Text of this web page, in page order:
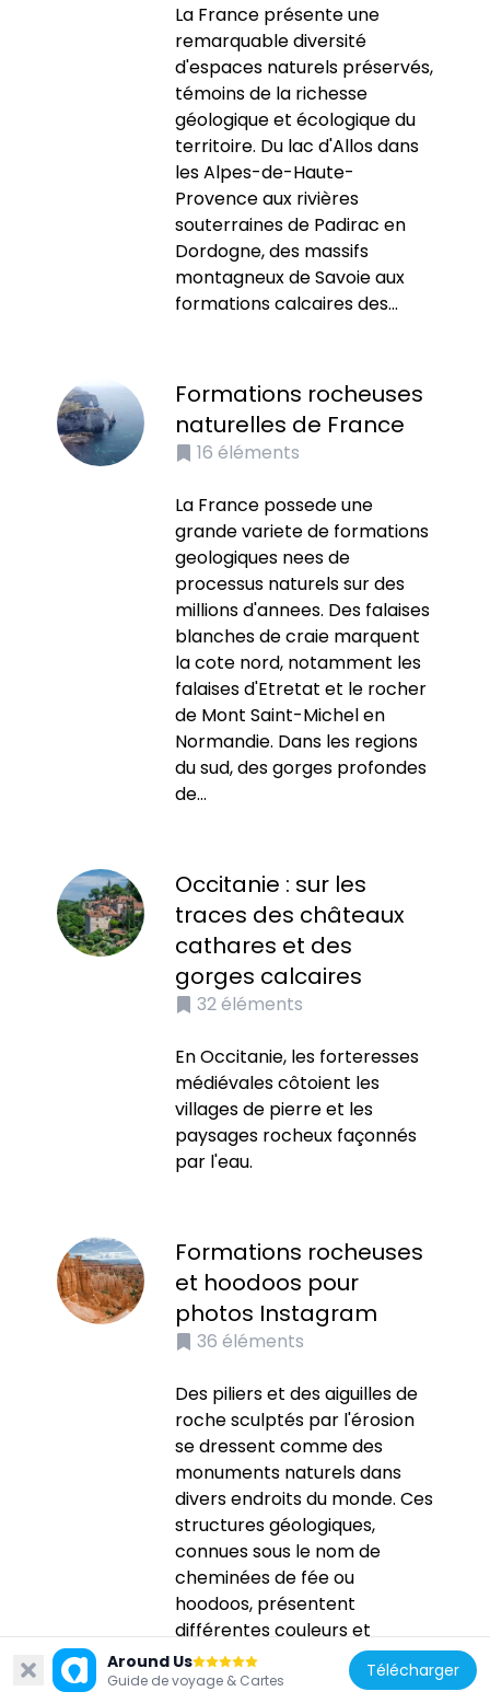
La France présente une
remarquable diversité
d'espaces naturels préservés,
témoins de la richesse
géologique et écologique du
territoire. Du lac d'Allos dans
les Alpes-de-Haute-
Provence aux rivières
souterraines de Padirac en
Dordogne, des massifs
montagneux de Savoie aux
formations calcaires des...
Formations rocheuses
naturelles de France
16 éléments
La France possede une
grande variete de formations
geologiques nees de
processus naturels sur des
millions d'annees. Des falaises
blanches de craie marquent
la cote nord, notamment les
falaises d'Etretat et le rocher
de Mont Saint-Michel en
Normandie. Dans les regions
du sud, des gorges profondes
de...
Occitanie : sur les
traces des châteaux
cathares et des
gorges calcaires
32éléments
En Occitanie, les forteresses
médiévales côtoient les
villages de pierre et les
paysages rocheux façonnés
par l'eau.
Formations rocheuses
et hoodoos pour
photos Instagram
36 éléments
Des piliers et des aiguilles de
roche sculptés par l'érosion
se dressent comme des
monuments naturels dans
divers endroits du monde. Ces
structures géologiques,
connues sous le nom de
cheminées de fée ou
hoodoos, présentent
différentes couleurs et
formes selon leur
composition minérale et les...
Around Us
Guide de voyage & Cartes Télécharger